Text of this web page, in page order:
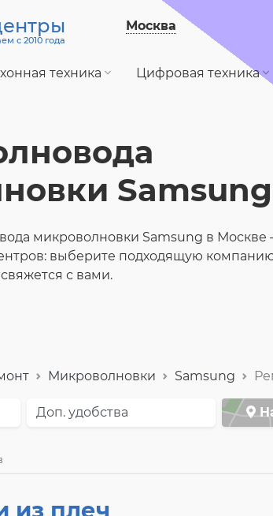
с 2010 года
Москва
техника Цифровая техника
Samsung
микроволновки Samsung в Москве
выберите подходящую
с вами.
Микроволновки Samsung
Доп. удобства
из плеч